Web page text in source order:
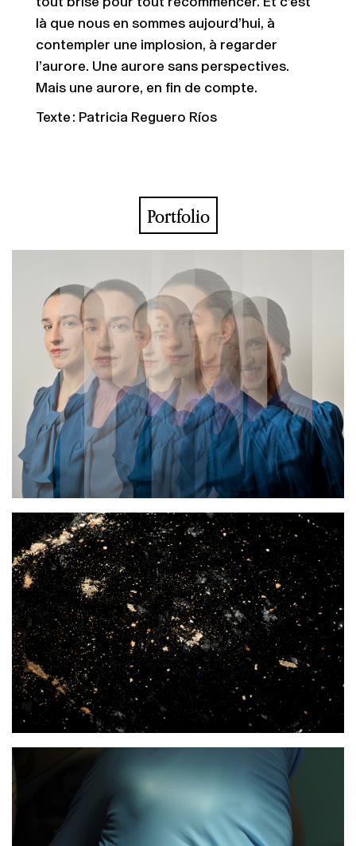
là que nous en sommes aujourd’hui, à
contempler une implosion, à regarder
l’aurore. Une aurore sans perspectives.
Mais une aurore, en fin de compte.
Texte : Patricia Reguero Ríos
Portfolio